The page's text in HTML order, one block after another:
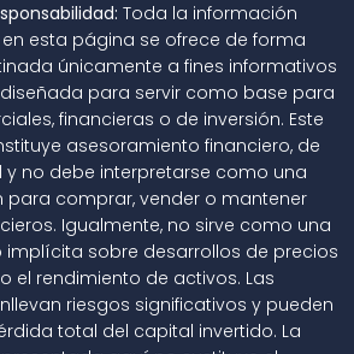
Toda la información
esta página se ofrece de forma
únicamente a fines informativos
para servir como base para
financieras o de inversión. Este
asesoramiento financiero, de
y no debe interpretarse como una
comprar, vender o mantener
Igualmente, no sirve como una
sobre desarrollos de precios
el rendimiento de activos. Las
riesgos significativos y pueden
total del capital invertido. La